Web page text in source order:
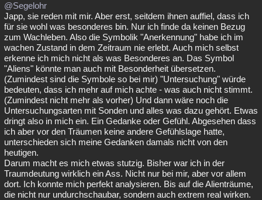
@Segelohr
Japp, sie reden mit mir. Aber erst, seitdem ihnen auffiel, dass ich
für sie wohl was besonderes bin. Nur ich finde da keinen Bezug
zum Wachleben. Also die Symbolik "Anerkennung" habe ich im
wachen Zustand in dem Zeitraum nie erlebt. Auch mich selbst
erkenne ich mich nicht als was Besonderes an. Das Symbol
"Aliens" könnte man auch mit Besonderheit übersetzen.
(Zumindest sind die Symbole so bei mir) "Untersuchung" würde
bedeuten, dass ich mehr auf mich achte - was auch nicht stimmt.
(Zumindest nicht mehr als vorher) Und dann wäre noch die
Untersuchungsarten mit Sonden und alles was dazu gehört. Etwas
dringt also in mich ein. Ein Gedanke oder Gefühl. Abgesehen dass
ich aber vor den Träumen keine andere Gefühlslage hatte,
unterschieden sich meine Gedanken damals nicht von den
heutigen.
Darum macht es mich etwas stutzig. Bisher war ich in der
Traumdeutung wirklich ein Ass. Nicht nur bei mir, aber vor allem
dort. Ich konnte mich perfekt analysieren. Bis auf die Alienträume,
die nicht nur undurchschaubar, sondern auch extrem real wirken.